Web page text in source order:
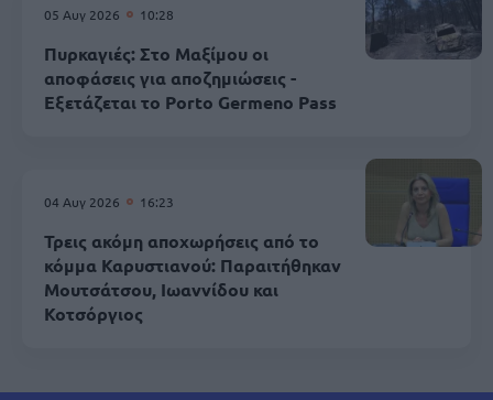
05 Αυγ 2026 10:28
Πυρκαγιές: Στο Μαξίμου οι
αποφάσεις για αποζημιώσεις -
Εξετάζεται το Porto Germeno Pass
04 Αυγ 2026 16:23
Τρεις ακόμη αποχωρήσεις από το
κόμμα Καρυστιανού: Παραιτήθηκαν
Μουτσάτσου, Ιωαννίδου και
Κοτσόργιος